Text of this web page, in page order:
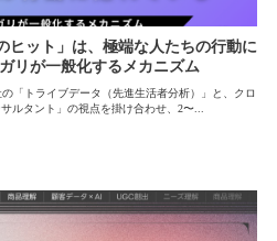
ヒット」は、極端な人たちの行動に
リが一般化するメカニズム
「トライブデータ（先進生活者分析）」と、クロ
ルタント」の視点を掛け合わせ、2〜...